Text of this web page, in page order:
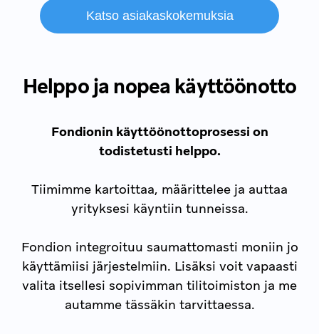
Katso asiakaskokemuksia
Helppo ja nopea käyttöönotto
Fondionin käyttöönottoprosessi on
todistetusti helppo.
Tiimimme kartoittaa, määrittelee ja auttaa
yrityksesi käyntiin tunneissa.
Fondion integroituu saumattomasti moniin jo
käyttämiisi järjestelmiin. Lisäksi voit vapaasti
valita itsellesi sopivimman tilitoimiston ja me
autamme tässäkin tarvittaessa.